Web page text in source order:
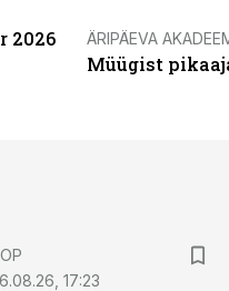
2026 ÄRIPÄEVA
Müügist
17:23